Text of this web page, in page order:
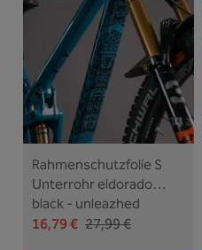
Rahmenschutzfolie S
Unterrohr eldorado
black - unleazhed
16,79 € 27,99 €